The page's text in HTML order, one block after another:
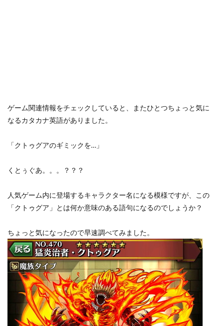
ゲーム関連情報をチェックしていると、またひとつちょっと気に
なるカタカナ英語がありました。
「クトゥグアのギミックを…」
くとぅぐあ。。。？？？
人気ゲーム内に登場するキャラクター名になる模様ですが、この
「クトゥグア」とは何か意味のある語句になるのでしょうか？
ちょっと気になったので早速調べてみました。